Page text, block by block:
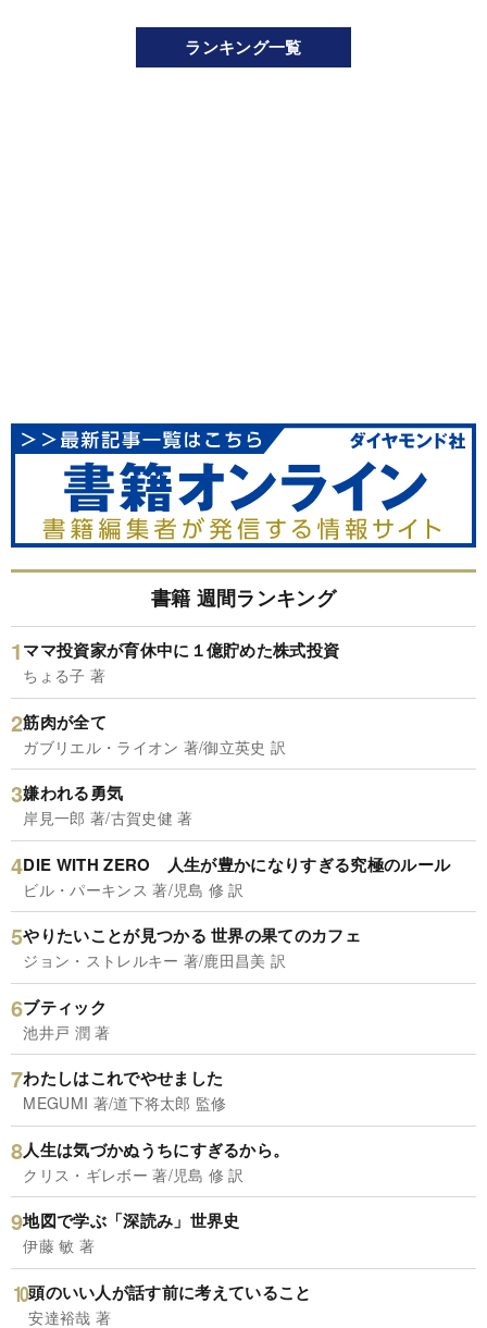
ランキング一覧
書籍 週間ランキング
ママ投資家が育休中に１億貯めた株式投資
ちょる子 著
筋肉が全て
ガブリエル・ライオン 著/御立英史 訳
嫌われる勇気
岸見一郎 著/古賀史健 著
DIE WITH ZERO 人生が豊かになりすぎる究極のルール
ビル・パーキンス 著/児島 修 訳
やりたいことが見つかる 世界の果てのカフェ
ジョン・ストレルキー 著/鹿田昌美 訳
ブティック
池井戸 潤 著
わたしはこれでやせました
MEGUMI 著/道下将太郎 監修
人生は気づかぬうちにすぎるから。
クリス・ギレボー 著/児島 修 訳
地図で学ぶ「深読み」世界史
伊藤 敏 著
頭のいい人が話す前に考えていること
安達裕哉 著